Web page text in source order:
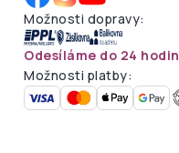
Možnosti dopravy:
Odesíláme do 24 hodin
Možnosti platby: